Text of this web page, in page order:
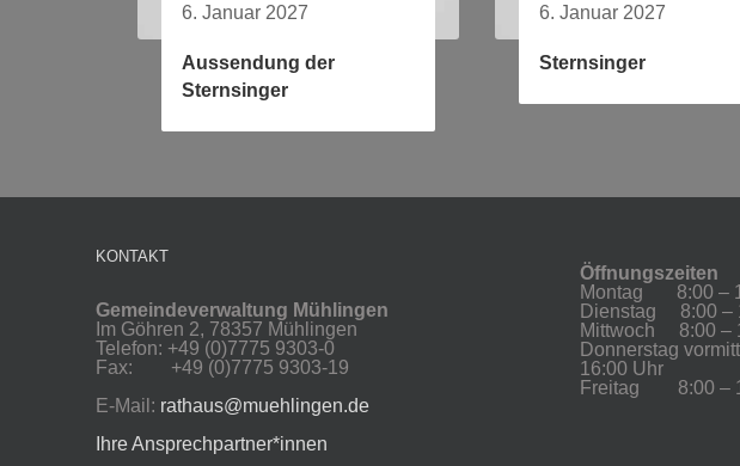
6. Januar 2027
Aussendung der
Sternsinger
6. Januar 2027
Sternsinger
KONTAKT
Gemeindeverwaltung Mühlingen
Im Göhren 2, 78357 Mühlingen
Telefon: +49 (0)7775 9303-0
Fax: +49 (0)7775 9303-19
E-Mail: rathaus@muehlingen.de
Ihre Ansprechpartner*innen
Öffnungszeiten
Montag 8:00 –
Dienstag 8:00 –
Mittwoch 8:00 –
Donnerstag
16:00 Uhr
Freitag 8:00 –